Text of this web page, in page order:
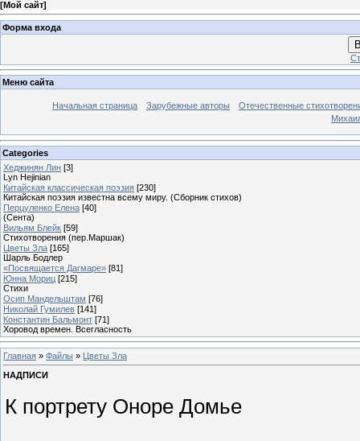
[Мой сайт]
Форма входа
Меню сайта
Начальная страница Зарубежные авторы
Отечественные
Categories
Хеджинян Лин [3]
Lyn Hejinian
Китайская классическая поэзия [230]
Китайская поэзия известна всему миру. (Сборник стихов)
Перцуленко Елена [40]
(Сента)
Вильям Блейк [59]
Стихотворения (пер.Маршак)
Цветы Зла [165]
Шарль Бодлер
«Посвящается Дагмаре» [81]
Юнна Мориц [215]
Стихи
Осип Мандельштам [76]
Николай Гумилев [141]
Константин Бальмонт [71]
Хоровод времен. Всегласность
Главная » Файлы » Цветы Зла
НАДПИСИ
К портрету Оноре Домье